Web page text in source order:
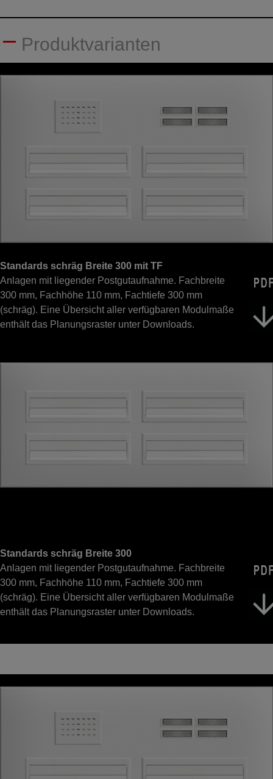
Produktvarianten
Standards schräg Breite 300 mit TF
Anlagen mit liegender Postgutaufnahme. Fachbreite
300 mm, Fachhöhe 110 mm, Fachtiefe 300 mm
(schräg). Eine Übersicht aller verfügbaren Modulmaße
enthält das Planungsraster unter Downloads.
Standards schräg Breite 300
Anlagen mit liegender Postgutaufnahme. Fachbreite
300 mm, Fachhöhe 110 mm, Fachtiefe 300 mm
(schräg). Eine Übersicht aller verfügbaren Modulmaße
enthält das Planungsraster unter Downloads.